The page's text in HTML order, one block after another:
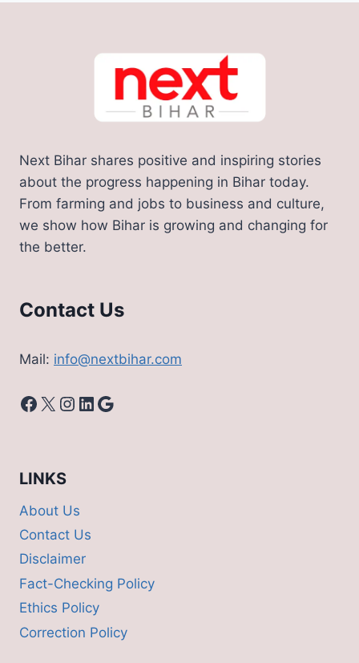
Next Bihar shares positive and inspiring stories
about the progress happening in Bihar today.
From farming and jobs to business and culture,
we show how Bihar is growing and changing for
the better.
Contact Us
Mail: info@nextbihar.com
Facebook
X Instagram
LinkedIn
Google
LINKS
About Us
Contact Us
Disclaimer
Fact-Checking Policy
Ethics Policy
Correction Policy